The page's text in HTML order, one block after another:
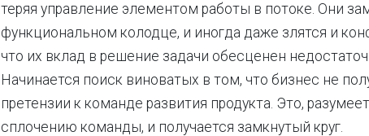
теряя управление элементом работы в потоке. Они
функциональном колодце, и иногда даже злятся и
что их вклад в решение задачи обесценен
Начинается поиск виноватых в том, что бизнес не
претензии к команде развития продукта. Это,
сплочению команды, и получается замкнутый круг.